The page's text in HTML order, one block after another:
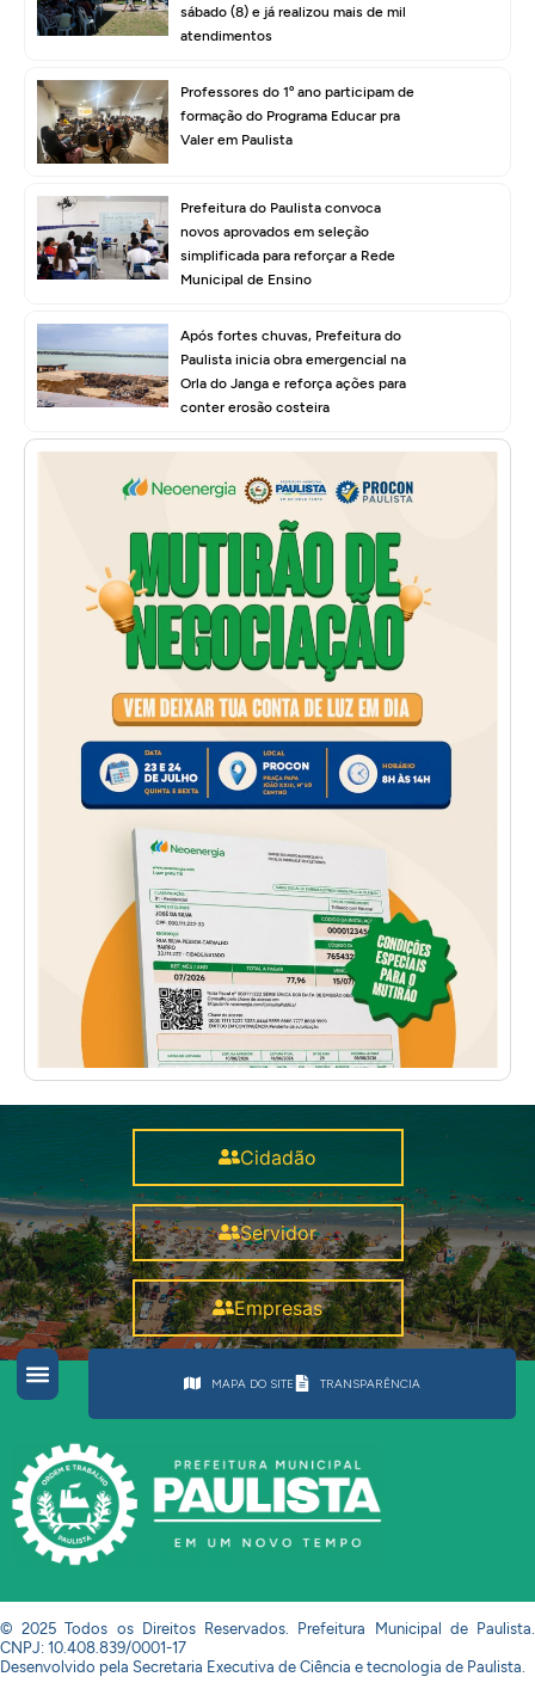
sábado (8) e já realizou mais de mil
atendimentos
Professores do 1º ano participam de
formação do Programa Educar pra
Valer em Paulista
Prefeitura do Paulista convoca
novos aprovados em seleção
simplificada para reforçar a Rede
Municipal de Ensino
Após fortes chuvas, Prefeitura do
Paulista inicia obra emergencial na
Orla do Janga e reforça ações para
conter erosão costeira
Cidadão
Servidor
Empresas
MAPA DO SITE TRANSPARÊNCIA
© 2025 Todos os Direitos Reservados. Prefeitura Municipal de Paulista.
CNPJ: 10.408.839/0001-17
Desenvolvido pela Secretaria Executiva de Ciência e tecnologia de Paulista.